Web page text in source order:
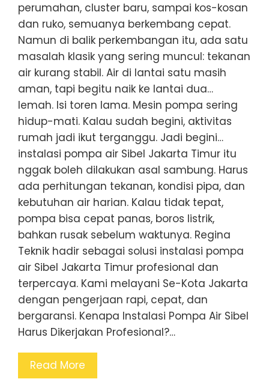
perumahan, cluster baru, sampai kos-kosan
dan ruko, semuanya berkembang cepat.
Namun di balik perkembangan itu, ada satu
masalah klasik yang sering muncul: tekanan
air kurang stabil. Air di lantai satu masih
aman, tapi begitu naik ke lantai dua…
lemah. Isi toren lama. Mesin pompa sering
hidup-mati. Kalau sudah begini, aktivitas
rumah jadi ikut terganggu. Jadi begini…
instalasi pompa air Sibel Jakarta Timur itu
nggak boleh dilakukan asal sambung. Harus
ada perhitungan tekanan, kondisi pipa, dan
kebutuhan air harian. Kalau tidak tepat,
pompa bisa cepat panas, boros listrik,
bahkan rusak sebelum waktunya. Regina
Teknik hadir sebagai solusi instalasi pompa
air Sibel Jakarta Timur profesional dan
terpercaya. Kami melayani Se-Kota Jakarta
dengan pengerjaan rapi, cepat, dan
bergaransi. Kenapa Instalasi Pompa Air Sibel
Harus Dikerjakan Profesional?…
Read More